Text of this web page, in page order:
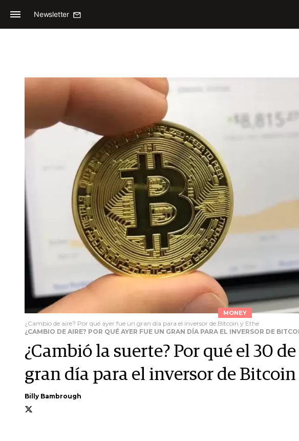
Newsletter
MONEY
¿Cambio de aire? Por qué ayer fue un gran día para el inversor de Bitcoin y Ethe
¿CAMBIO DE AIRE? POR QUÉ AYER FUE UN GRAN DÍA PARA EL INVERSOR DE
¿Cambió la suerte? Por qué el 30
gran día para el inversor de
Billy Bambrough